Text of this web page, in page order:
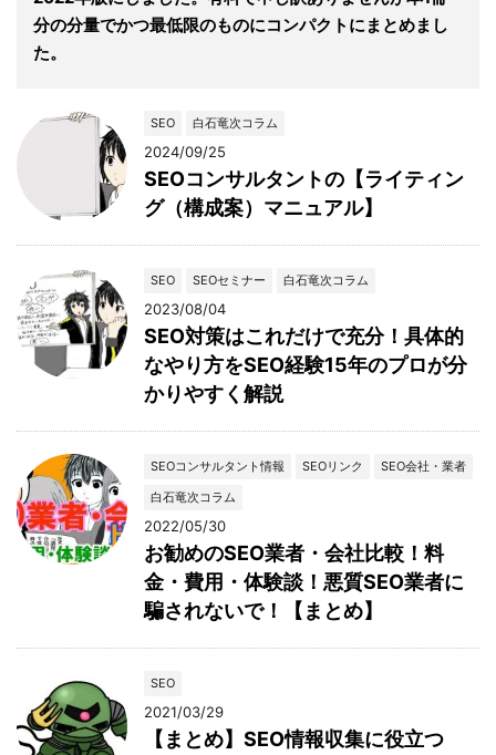
分の分量でかつ最低限のものにコンパクトにまとめまし
た。
SEO 白石竜次コラム
2024/09/25
SEOコンサルタントの【ライティン
グ（構成案）マニュアル】
SEO SEOセミナー 白石竜次コラム
2023/08/04
SEO対策はこれだけで充分！具体的
なやり方をSEO経験15年のプロが分
かりやすく解説
SEOコンサルタント情報 SEOリンク
SEO会社・業者
白石竜次コラム
2022/05/30
お勧めのSEO業者・会社比較！料
金・費用・体験談！悪質SEO業者に
騙されないで！【まとめ】
SEO
2021/03/29
【まとめ】SEO情報収集に役立つ